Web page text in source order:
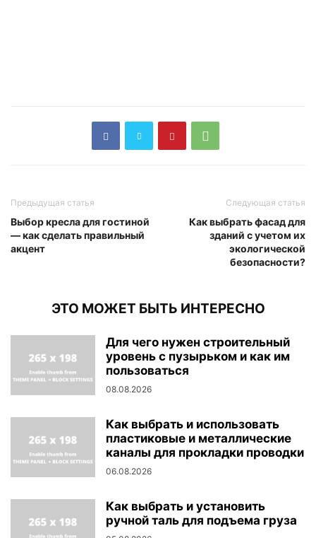
Предыдущая статья
Выбор кресла для гостиной
— как сделать правильный
акцент
Следующая статья
Как выбрать фасад для
зданий с учетом их
экологической
безопасности?
ЭТО МОЖЕТ БЫТЬ ИНТЕРЕСНО
Для чего нужен строительный
уровень с пузырьком и как им
пользоваться
08.08.2026
Как выбрать и использовать
пластиковые и металлические
каналы для прокладки проводки
06.08.2026
Как выбрать и установить
ручной таль для подъема груза